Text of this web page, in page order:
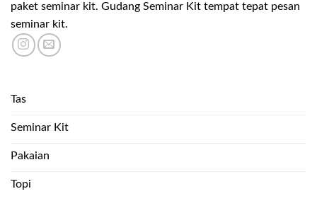
paket seminar kit. Gudang Seminar Kit tempat tepat pesan
seminar kit.
Tas
Seminar Kit
Pakaian
Topi